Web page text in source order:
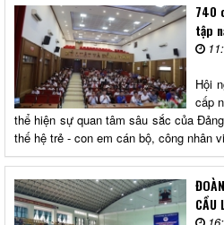
740
tập
Hội
cấp
thể hiện sự quan tâm sâu sắc của
thế hệ trẻ - con em cán bộ, công nhân
CẦU